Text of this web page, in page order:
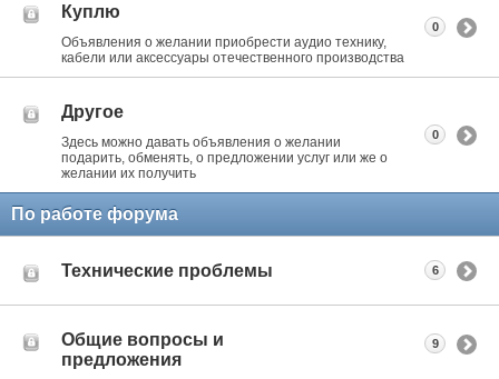
Куплю
Объявления о желании приобрести аудио технику,
кабели или аксессуары отечественного производства
0
Другое
Здесь можно давать объявления о желании
подарить, обменять, о предложении услуг или же о
желании их получить
0
По работе форума
Технические проблемы 6
Общие вопросы и
предложения
9